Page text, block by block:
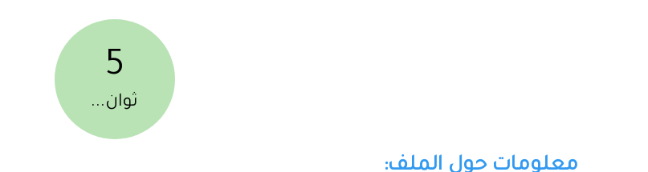
5
ثوان...
معلومات حول الملف: